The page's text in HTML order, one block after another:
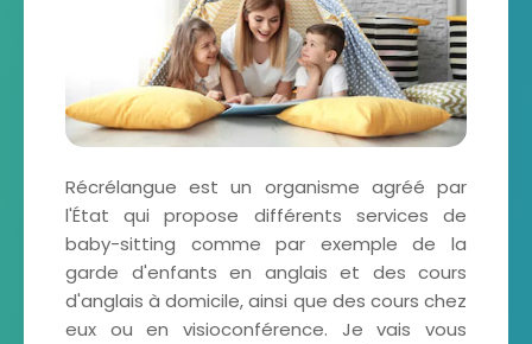
Récrélangue est un organisme agréé par
l'État qui propose différents services de
baby-sitting comme par exemple de la
garde d'enfants en anglais et des cours
d'anglais à domicile, ainsi que des cours chez
eux ou en visioconférence. Je vais vous